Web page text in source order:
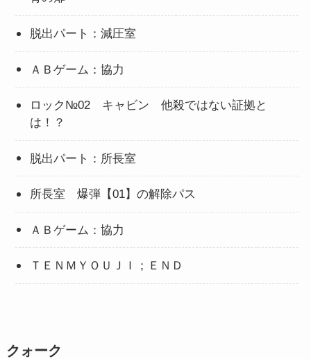
脱出パート：減圧室
ＡＢゲーム：協力
ロック№02 キャビン 他殺ではない証拠と
は！？
脱出パート：所長室
所長室 爆弾【01】の解除パス
ＡＢゲーム：協力
ＴＥＮＭＹＯＵＪＩ；ＥＮＤ
クォーク